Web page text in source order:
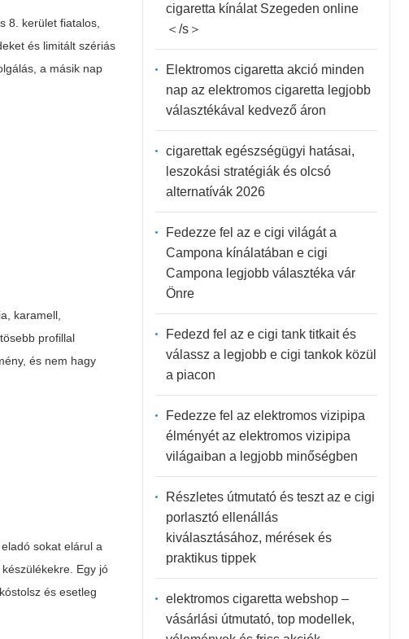
8. kerület fiatalos,
és limitált szériás
a másik nap
karamell,
profillal
és nem hagy
sokat elárul a
Egy jó
és esetleg
cigaretta kínálat Szegeden online
＜/s＞
Elektromos cigaretta akció minden
nap az elektromos cigaretta legjobb
választékával kedvező áron
cigarettak egészségügyi hatásai,
leszokási stratégiák és olcsó
alternatívák 2026
Fedezze fel az e cigi világát a
Campona kínálatában e cigi
Campona legjobb választéka vár
Önre
Fedezd fel az e cigi tank titkait és
válassz a legjobb e cigi tankok közül
a piacon
Fedezze fel az elektromos vizipipa
élményét az elektromos vizipipa
világaiban a legjobb minőségben
Részletes útmutató és teszt az e cigi
porlasztó ellenállás
kiválasztásához, mérések és
praktikus tippek
elektromos cigaretta webshop –
vásárlási útmutató, top modellek,